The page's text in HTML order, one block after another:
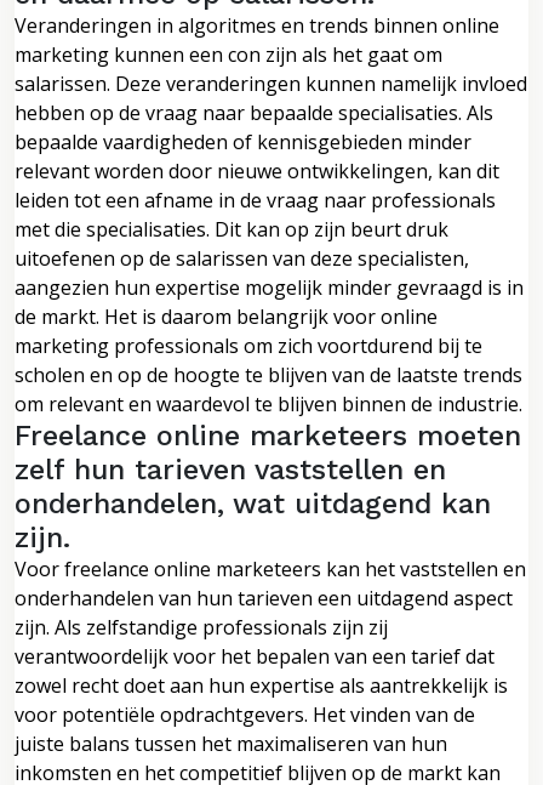
Veranderingen in algoritmes en trends binnen online
marketing kunnen een con zijn als het gaat om
salarissen. Deze veranderingen kunnen namelijk invloed
hebben op de vraag naar bepaalde specialisaties. Als
bepaalde vaardigheden of kennisgebieden minder
relevant worden door nieuwe ontwikkelingen, kan dit
leiden tot een afname in de vraag naar professionals
met die specialisaties. Dit kan op zijn beurt druk
uitoefenen op de salarissen van deze specialisten,
aangezien hun expertise mogelijk minder gevraagd is in
de markt. Het is daarom belangrijk voor online
marketing professionals om zich voortdurend bij te
scholen en op de hoogte te blijven van de laatste trends
om relevant en waardevol te blijven binnen de industrie.
Freelance online marketeers moeten
zelf hun tarieven vaststellen en
onderhandelen, wat uitdagend kan
zijn.
Voor freelance online marketeers kan het vaststellen en
onderhandelen van hun tarieven een uitdagend aspect
zijn. Als zelfstandige professionals zijn zij
verantwoordelijk voor het bepalen van een tarief dat
zowel recht doet aan hun expertise als aantrekkelijk is
voor potentiële opdrachtgevers. Het vinden van de
juiste balans tussen het maximaliseren van hun
inkomsten en het competitief blijven op de markt kan